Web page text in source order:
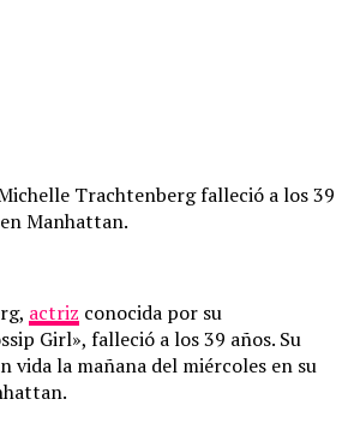
Trachtenberg falleció a los 39
Manhattan.
actriz conocida por su
Girl», falleció a los 39 años. Su
vida la mañana del miércoles en su